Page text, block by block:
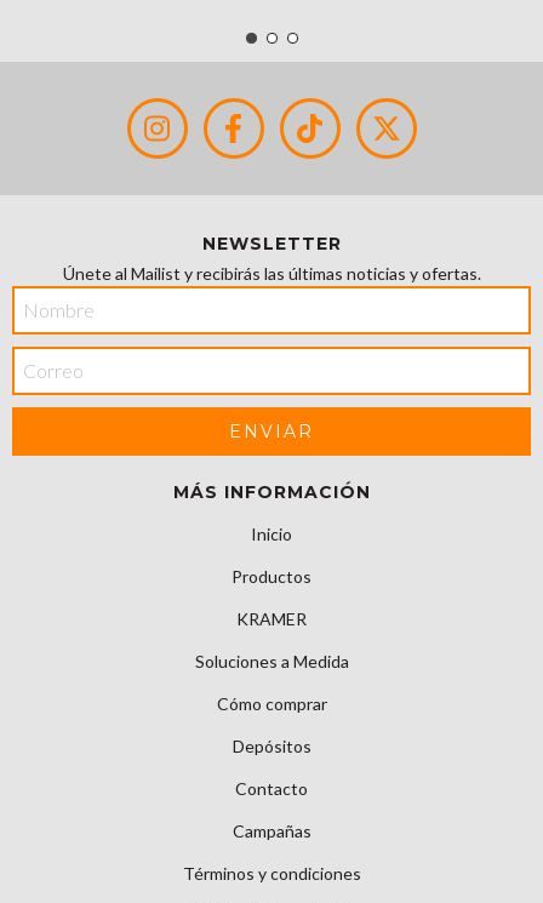
NEWSLETTER
Únete al Mailist y recibirás las últimas noticias y ofertas.
MÁS INFORMACIÓN
Inicio
Productos
KRAMER
Soluciones a Medida
Cómo comprar
Depósitos
Contacto
Campañas
Términos y condiciones